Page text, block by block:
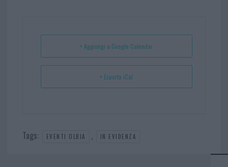
t p
+ Aggiungi a Google Calendar
+ Esporta iCal
Tags: EVENTI OLBIA , IN EVIDENZA